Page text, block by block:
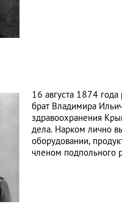
16 августа 1874
брат Владимира
здравоохранения
дела. Нарком лично
оборудовании,
членом подпольного